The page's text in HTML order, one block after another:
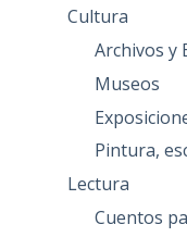
Cultura
Archivos y
Museos
Pintura,
Lectura
Cuentos